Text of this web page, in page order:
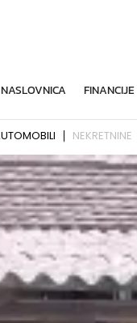
NASLOVNICA FINANCIJE